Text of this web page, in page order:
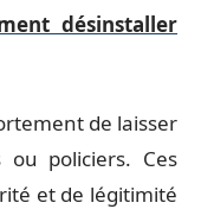
désinstaller
de laisser
policiers. Ces
et de légitimité